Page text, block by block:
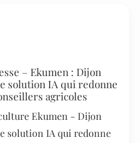
– Ekumen : Dijon
solution IA qui redonne
agricoles
Ekumen - Dijon
solution IA qui redonne